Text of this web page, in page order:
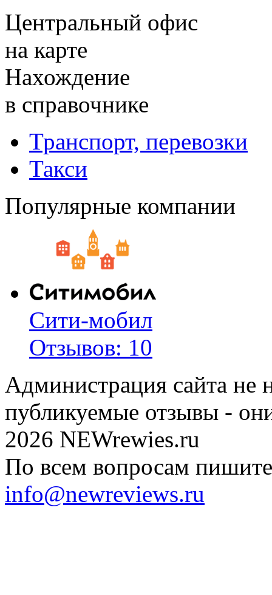
Центральный офис
на карте
Нахождение
в справочнике
Транспорт, перевозки
Такси
Популярные компании
Сити-мобил
Отзывов: 10
Администрация сайта не
публикуемые отзывы -
2026 NEWrewies.ru
По всем вопросам
info@newreviews.ru